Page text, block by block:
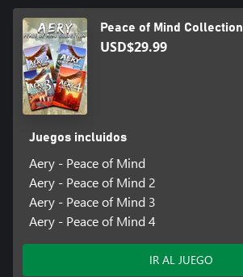
Peace of Mind Collection
USD$29.99
Juegos incluidos
Aery - Peace of Mind
Aery - Peace of Mind 2
Aery - Peace of Mind 3
Aery - Peace of Mind 4
IR AL JUEGO